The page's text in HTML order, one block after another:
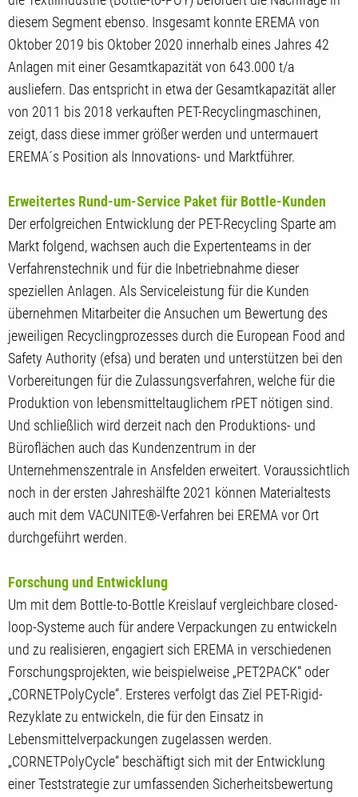
diesem Segment ebenso. Insgesamt konnte EREMA von
Oktober 2019 bis Oktober 2020 innerhalb eines Jahres 42
Anlagen mit einer Gesamtkapazität von 643.000 t/a
ausliefern. Das entspricht in etwa der Gesamtkapazität aller
von 2011 bis 2018 verkauften PET-Recyclingmaschinen,
zeigt, dass diese immer größer werden und untermauert
EREMA´s Position als Innovations- und Marktführer.
Erweitertes Rund-um-Service Paket für Bottle-Kunden
Der erfolgreichen Entwicklung der PET-Recycling Sparte am
Markt folgend, wachsen auch die Expertenteams in der
Verfahrenstechnik und für die Inbetriebnahme dieser
speziellen Anlagen. Als Serviceleistung für die Kunden
übernehmen Mitarbeiter die Ansuchen um Bewertung des
jeweiligen Recyclingprozesses durch die European Food and
Safety Authority (efsa) und beraten und unterstützen bei den
Vorbereitungen für die Zulassungsverfahren, welche für die
Produktion von lebensmitteltauglichem rPET nötigen sind.
Und schließlich wird derzeit nach den Produktions- und
Büroflächen auch das Kundenzentrum in der
Unternehmenszentrale in Ansfelden erweitert. Voraussichtlich
noch in der ersten Jahreshälfte 2021 können Materialtests
auch mit dem VACUNITE®-Verfahren bei EREMA vor Ort
durchgeführt werden.
Forschung und Entwicklung
Um mit dem Bottle-to-Bottle Kreislauf vergleichbare closed-
loop-Systeme auch für andere Verpackungen zu entwickeln
und zu realisieren, engagiert sich EREMA in verschiedenen
Forschungsprojekten, wie beispielweise „PET2PACK“ oder
„CORNETPolyCycle“. Ersteres verfolgt das Ziel PET-Rigid-
Rezyklate zu entwickeln, die für den Einsatz in
Lebensmittelverpackungen zugelassen werden.
„CORNETPolyCycle“ beschäftigt sich mit der Entwicklung
einer Teststrategie zur umfassenden Sicherheitsbewertung